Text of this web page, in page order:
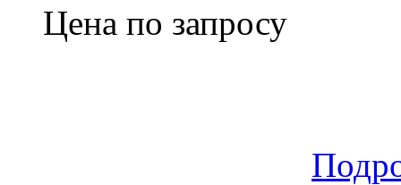
Цена по запросу